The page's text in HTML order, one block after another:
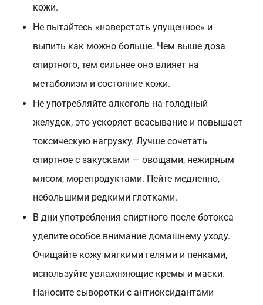
кожи.
Не пытайтесь «наверстать упущенное» и
выпить как можно больше. Чем выше доза
спиртного, тем сильнее оно влияет на
метаболизм и состояние кожи.
Не употребляйте алкоголь на голодный
желудок, это ускоряет всасывание и повышает
токсическую нагрузку. Лучше сочетать
спиртное с закусками — овощами, нежирным
мясом, морепродуктами. Пейте медленно,
небольшими редкими глотками.
В дни употребления спиртного после ботокса
уделите особое внимание домашнему уходу.
Очищайте кожу мягкими гелями и пенками,
используйте увлажняющие кремы и маски.
Наносите сыворотки с антиоксидантами